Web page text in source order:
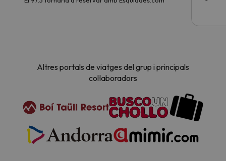
Altres portals de viatges del grup i principals
col·laboradors